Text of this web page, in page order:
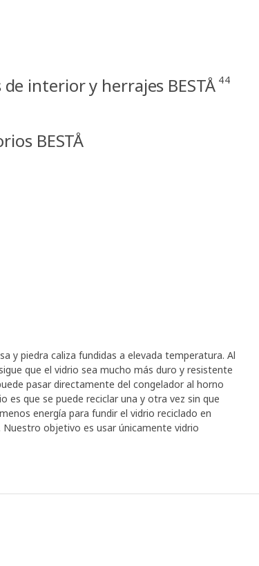
interior y herrajes BESTÅ 44
BESTÅ
y piedra caliza fundidas a elevada temperatura. Al
que el vidrio sea mucho más duro y resistente
pasar directamente del congelador al horno
es que se puede reciclar una y otra vez sin que
energía para fundir el vidrio reciclado en
objetivo es usar únicamente vidrio